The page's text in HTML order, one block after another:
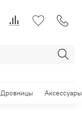
Дровницы Аксессуары